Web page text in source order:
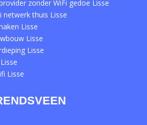
zonder WiFi gedoe Lisse
netwerk thuis Lisse
Lisse
Lisse
Lisse
Lisse